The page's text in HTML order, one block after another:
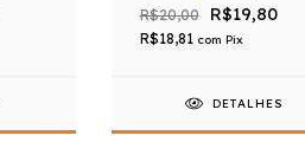
R$20,00 R$19,80
R$18,81 com Pix
DETALHES